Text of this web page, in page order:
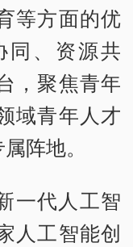
等方面的优
同、资源共
，聚焦青年
域青年人才
阵地。
一代人工智
人工智能创